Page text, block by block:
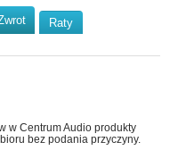
Raty
w Centrum Audio produkty
bez podania przyczyny.